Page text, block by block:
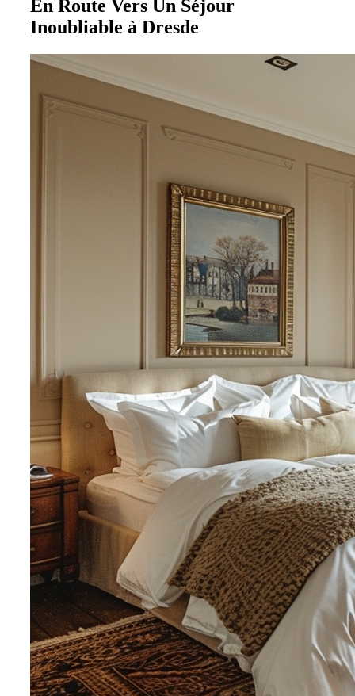
En Route Vers Un Séjour
Inoubliable à Dresde